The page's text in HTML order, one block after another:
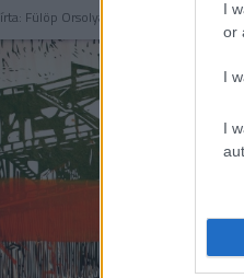
I
or
I
I
írta: Fülöp Orsolya